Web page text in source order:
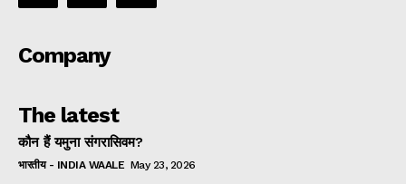
Company
The latest
कौन हैं यमुना संगरासिवम?
भारतीय - INDIA WAALE May 23, 2026